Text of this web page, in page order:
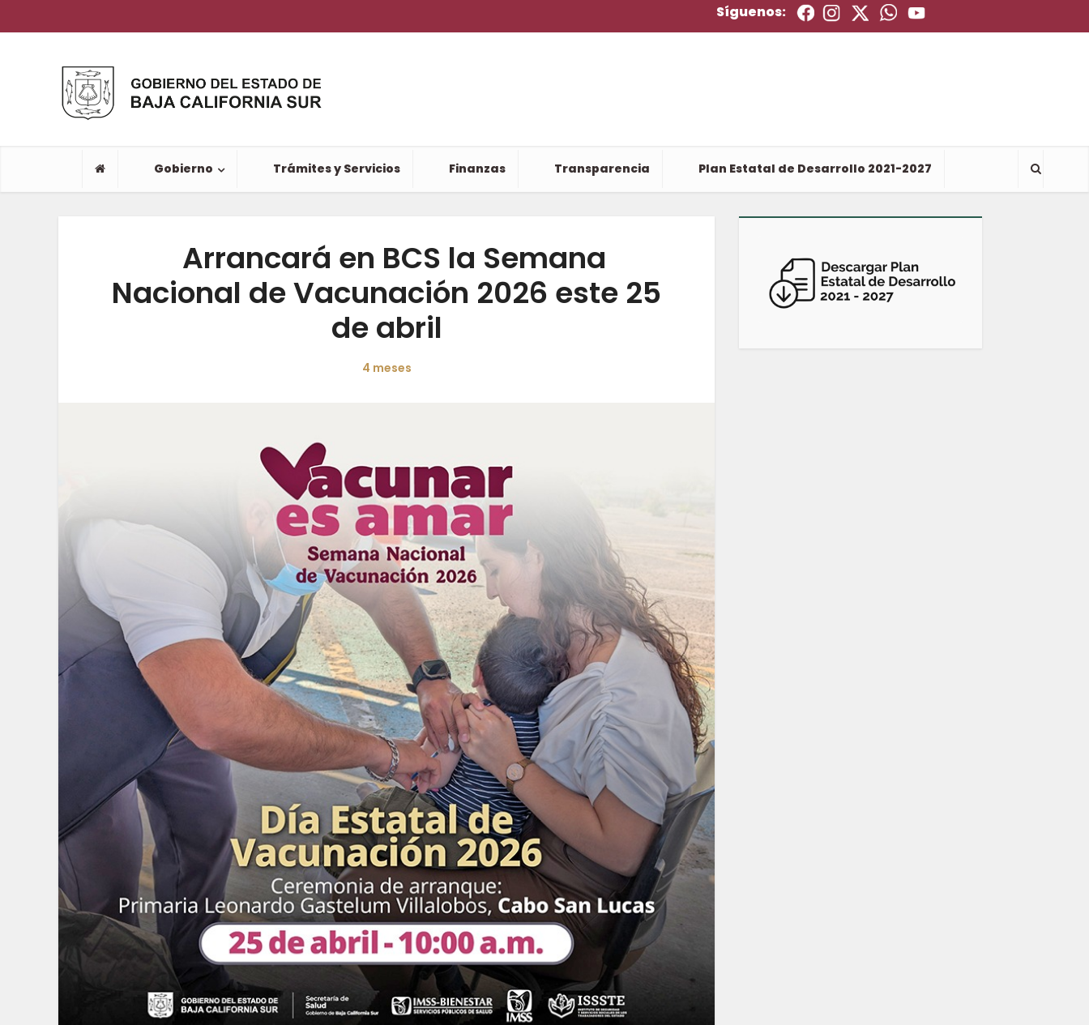
Síguenos:
Gobierno Trámites y Servicios Finanzas Transparencia Plan Estatal de Desarrollo 2021-2027
Arrancará en BCS la Semana
Nacional de Vacunación 2026 este 25
de abril
4 meses